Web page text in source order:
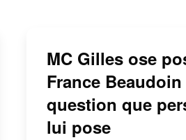
MC Gilles ose
France
question que
lui pose